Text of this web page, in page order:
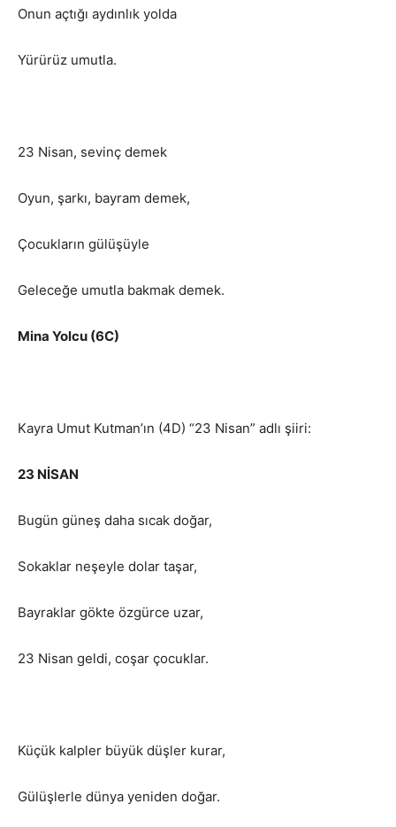
Onun açtığı aydınlık yolda
Yürürüz umutla.
23 Nisan, sevinç demek
Oyun, şarkı, bayram demek,
Çocukların gülüşüyle
Geleceğe umutla bakmak demek.
Mina Yolcu (6C)
Kayra Umut Kutman’ın (4D) “23 Nisan” adlı şiiri:
23 NİSAN
Bugün güneş daha sıcak doğar,
Sokaklar neşeyle dolar taşar,
Bayraklar gökte özgürce uzar,
23 Nisan geldi, coşar çocuklar.
Küçük kalpler büyük düşler kurar,
Gülüşlerle dünya yeniden doğar.